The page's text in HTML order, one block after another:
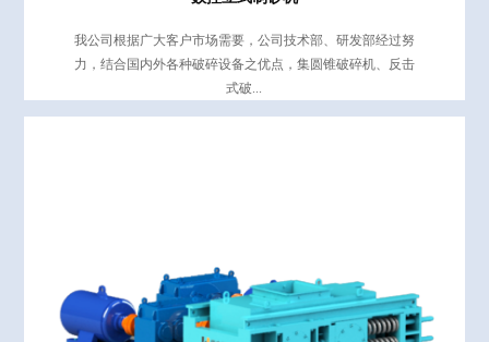
我公司根据广大客户市场需要，公司技术部、研发部经过努
力，结合国内外各种破碎设备之优点，集圆锥破碎机、反击
式破...